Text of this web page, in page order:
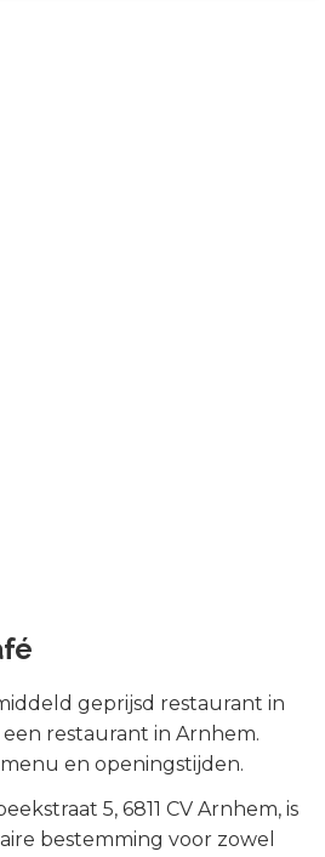
geprijsd restaurant in
een restaurant in Arnhem.
en openingstijden.
5, 6811 CV Arnhem, is
bestemming voor zowel